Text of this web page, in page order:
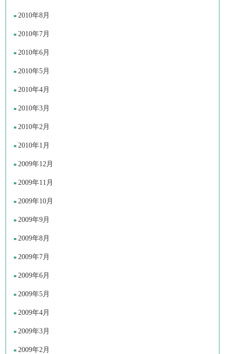
2010年8月
2010年7月
2010年6月
2010年5月
2010年4月
2010年3月
2010年2月
2010年1月
2009年12月
2009年11月
2009年10月
2009年9月
2009年8月
2009年7月
2009年6月
2009年5月
2009年4月
2009年3月
2009年2月